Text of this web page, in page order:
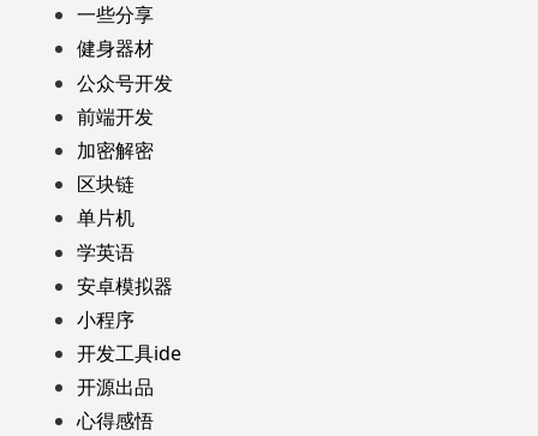
一些分享
健身器材
公众号开发
前端开发
加密解密
区块链
单片机
学英语
安卓模拟器
小程序
开发工具ide
开源出品
心得感悟